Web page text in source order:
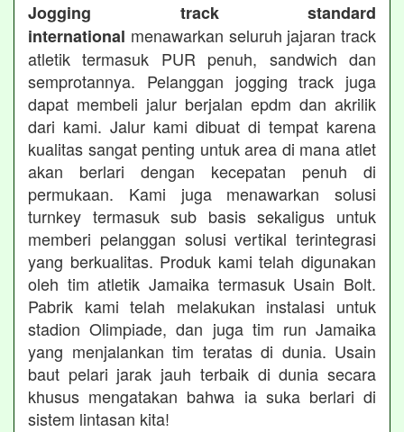
Jogging track standard
international menawarkan seluruh jajaran track
atletik termasuk PUR penuh, sandwich dan
semprotannya. Pelanggan jogging track juga
dapat membeli jalur berjalan epdm dan akrilik
dari kami. Jalur kami dibuat di tempat karena
kualitas sangat penting untuk area di mana atlet
akan berlari dengan kecepatan penuh di
permukaan. Kami juga menawarkan solusi
turnkey termasuk sub basis sekaligus untuk
memberi pelanggan solusi vertikal terintegrasi
yang berkualitas. Produk kami telah digunakan
oleh tim atletik Jamaika termasuk Usain Bolt.
Pabrik kami telah melakukan instalasi untuk
stadion Olimpiade, dan juga tim run Jamaika
yang menjalankan tim teratas di dunia. Usain
baut pelari jarak jauh terbaik di dunia secara
khusus mengatakan bahwa ia suka berlari di
sistem lintasan kita!